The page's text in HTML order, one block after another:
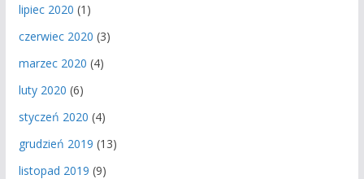
lipiec 2020 (1)
czerwiec 2020 (3)
marzec 2020 (4)
luty 2020 (6)
styczeń 2020 (4)
grudzień 2019 (13)
listopad 2019 (9)